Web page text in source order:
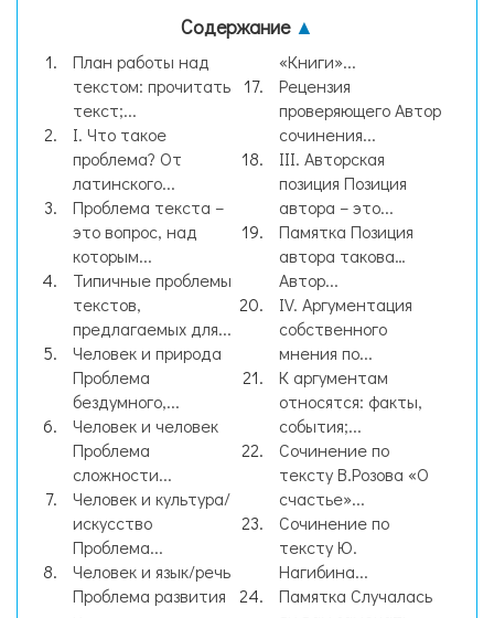
пробле, слайд №1
Содержание ▲
План работы над
текстом: прочитать
текст;...
I. Что такое
проблема? От
латинского...
Проблема текста –
это вопрос, над
которым...
Типичные проблемы
текстов,
предлагаемых для...
Человек и природа
Проблема
бездумного,...
Человек и человек
Проблема
сложности...
Человек и культура/
искусство
Проблема...
Человек и язык/речь
Проблема развития
«Книги»...
Рецензия
проверяющего Автор
сочинения...
III. Авторская
позиция Позиция
автора – это...
Памятка Позиция
автора такова…
Автор...
IV. Аргументация
собственного
мнения по...
К аргументам
относятся: факты,
события;...
Сочинение по
тексту В.Розова «О
счастье»...
Сочинение по
тексту Ю.
Нагибина...
Памятка Случалась